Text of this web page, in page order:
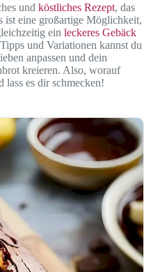
und köstliches Rezept, das
ist eine großartige Möglichkeit,
ein leckeres Gebäck
und Variationen kannst du
anpassen und dein
kreieren. Also, worauf
lass es dir schmecken!